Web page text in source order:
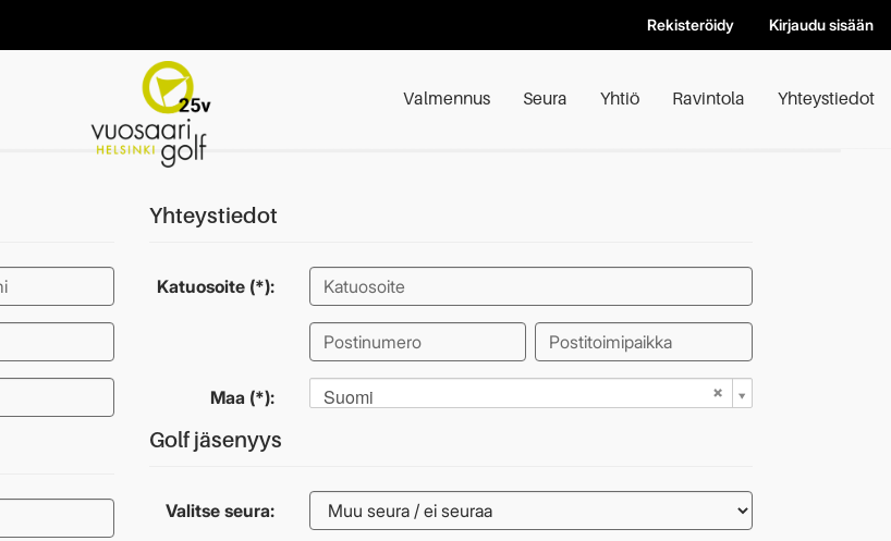
Rekisteröidy Kirjaudu sisään
Valmennus Seura Yhtiö Ravintola Yhteystiedot
Yhteystiedot
Katuosoite (*):
Maa (*): Suomi
Golf jäsenyys
Valitse seura: